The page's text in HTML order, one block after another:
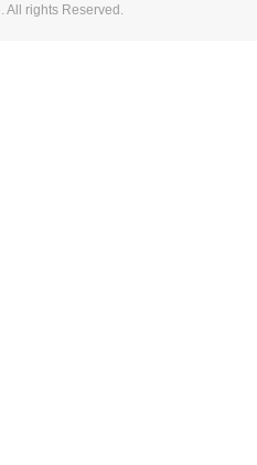
rights Reserved.